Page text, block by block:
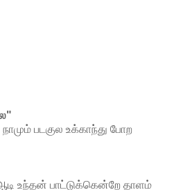
படகுல உக்காந்து போற
உந்தன் பாட்டுக்கென்றே தாளம்